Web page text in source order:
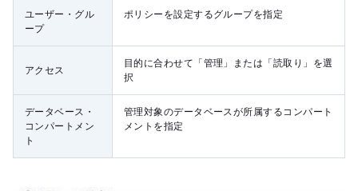
ユーザー・グル
ープ
ポリシーを設定するグループを指定
アクセス
目的に合わせて「管理」または「読取り」を選
択
データベース・
コンパートメン
ト
管理対象のデータベースが所属するコンパート
メントを指定